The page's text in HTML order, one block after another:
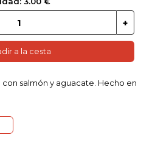
a la cesta
salmón y aguacate. Hecho en